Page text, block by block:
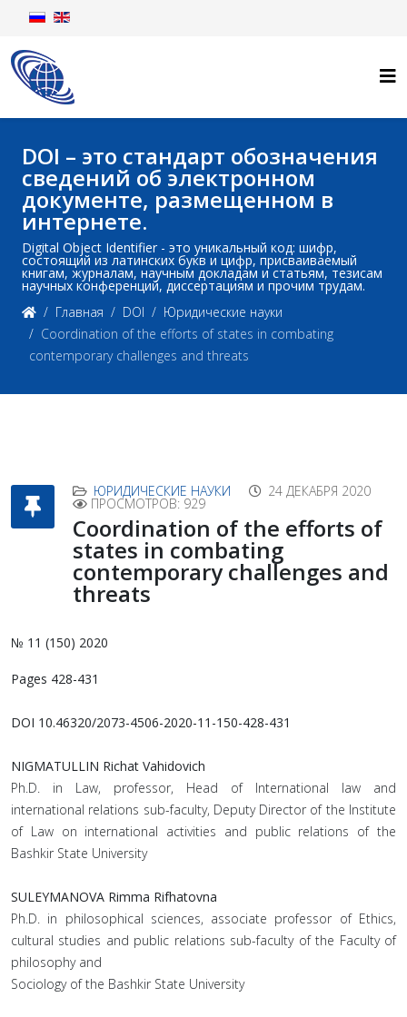
DOI – это стандарт обозначения
сведений об электронном
документе, размещенном в
интернете.
Digital Object Identifier - это уникальный код: шифр,
состоящий из латинских букв и цифр, присваиваемый
книгам, журналам, научным докладам и статьям, тезисам
научных конференций, диссертациям и прочим трудам.
Главная
DOI
Юридические науки
Coordination of the efforts of states in combating
contemporary challenges and threats
ЮРИДИЧЕСКИЕ НАУКИ 24 ДЕКАБРЯ 2020
ПРОСМОТРОВ: 929
Coordination of the efforts of
states in combating
contemporary challenges and
threats
№ 11 (150) 2020
Pages 428-431
DOI 10.46320/2073-4506-2020-11-150-428-431
NIGMATULLIN Richat Vahidovich
Ph.D. in Law, professor, Head of International law and
international relations sub-faculty, Deputy Director of the Institute
of Law on international activities and public relations of the
Bashkir State University
SULEYMANOVA Rimma Rifhatovna
Ph.D. in philosophical sciences, associate professor of Ethics,
cultural studies and public relations sub-faculty of the Faculty of
philosophy and
Sociology of the Bashkir State University